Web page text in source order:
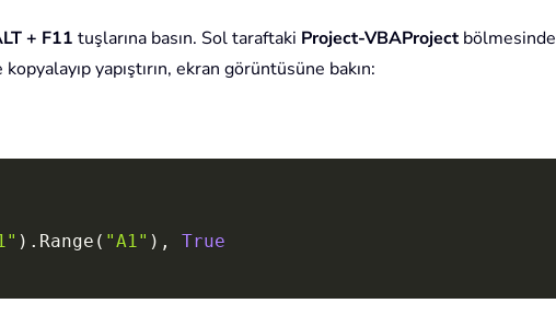
+ F11 tuşlarına basın. Sol taraftaki Project-VBAProjectbölmesinde
yapıştırın, ekran görüntüsüne bakın:
) . Range ( "A1" ) ,
True